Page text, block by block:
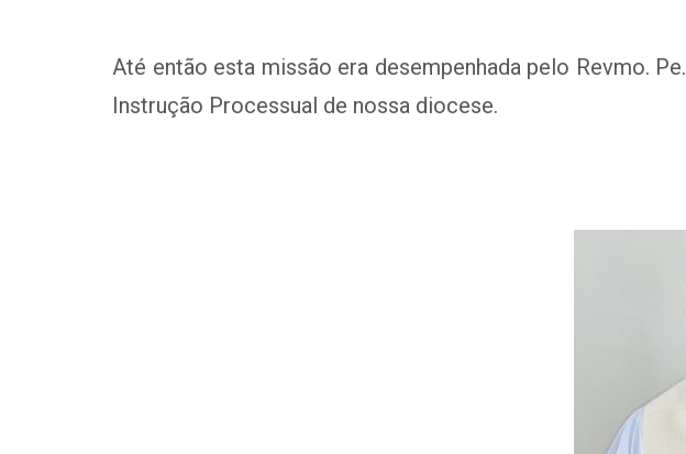
Até então esta missão era desempenhada pelo Revmo.
Instrução Processual de nossa diocese.